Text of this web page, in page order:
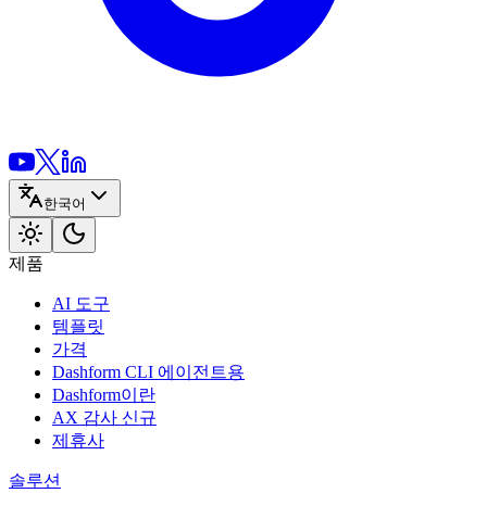
한국어
제품
AI 도구
템플릿
가격
Dashform CLI 에이전트용
Dashform이란
AX 감사 신규
제휴사
솔루션